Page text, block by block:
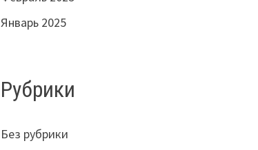
Январь 2025
Рубрики
Без рубрики